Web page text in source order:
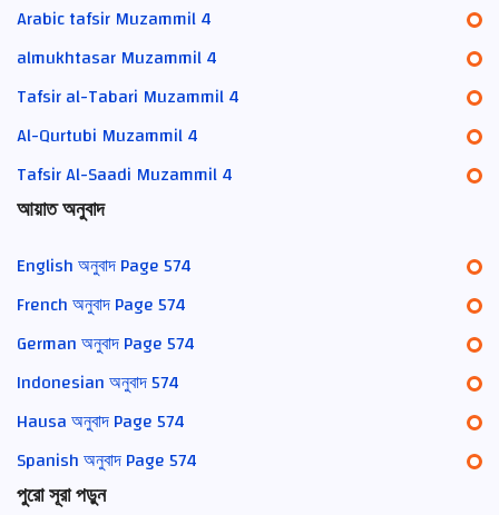
Arabic tafsir Muzammil 4
almukhtasar Muzammil 4
Tafsir al-Tabari Muzammil 4
Al-Qurtubi Muzammil 4
Tafsir Al-Saadi Muzammil 4
আয়াত অনুবাদ
English অনুবাদ Page 574
French অনুবাদ Page 574
German অনুবাদ Page 574
Indonesian অনুবাদ 574
Hausa অনুবাদ Page 574
Spanish অনুবাদ Page 574
পুরো সূরা পড়ুন